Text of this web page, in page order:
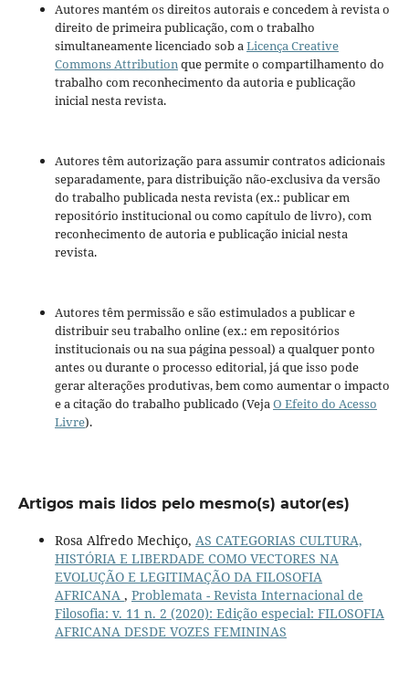
Autores mantém os direitos autorais e concedem à revista o
direito de primeira publicação, com o trabalho
simultaneamente licenciado sob aLicença Creative
Commons Attributionque permite o compartilhamento do
trabalho com reconhecimento da autoria e publicação
inicial nesta revista.
Autores têm autorização para assumir contratos adicionais
separadamente, para distribuição não-exclusiva da versão
do trabalho publicada nesta revista (ex.: publicar em
repositório institucional ou como capítulo de livro), com
reconhecimento de autoria e publicação inicial nesta
revista.
Autores têm permissão e são estimulados a publicar e
distribuir seu trabalho online (ex.: em repositórios
institucionais ou na sua página pessoal) a qualquer ponto
antes ou durante o processo editorial, já que isso pode
gerar alterações produtivas, bem como aumentar o impacto
e a citação do trabalho publicado (VejaO Efeito do Acesso
Livre).
Artigos mais lidos pelo mesmo(s) autor(es)
Rosa Alfredo Mechiço, AS CATEGORIAS CULTURA,
HISTÓRIA E LIBERDADE COMO VECTORES NA
EVOLUÇÃO E LEGITIMAÇÃO DA FILOSOFIA
AFRICANA , Problemata - Revista Internacional de
Filosofia: v. 11 n. 2 (2020): Edição especial: FILOSOFIA
AFRICANA DESDE VOZES FEMININAS